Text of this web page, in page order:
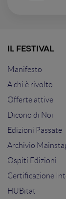
IL FESTIVAL
Manifesto
A chi è rivolto
Offerte attive
Dicono di Noi
Edizioni Passate
Archivio
Ospiti Edizioni
Certificazione
HUBitat